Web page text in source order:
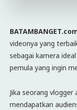
videonya yang
sebagai kamera
pemula yang ingin
Jika seorang
mendapatkan